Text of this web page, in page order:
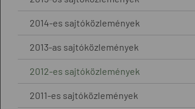
2014-es sajtóközlemények
2013-as sajtóközlemények
2012-es sajtóközlemények
2011-es sajtóközlemények